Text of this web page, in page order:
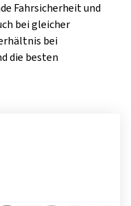
Fahrsicherheit und
bei gleicher
bei
die besten